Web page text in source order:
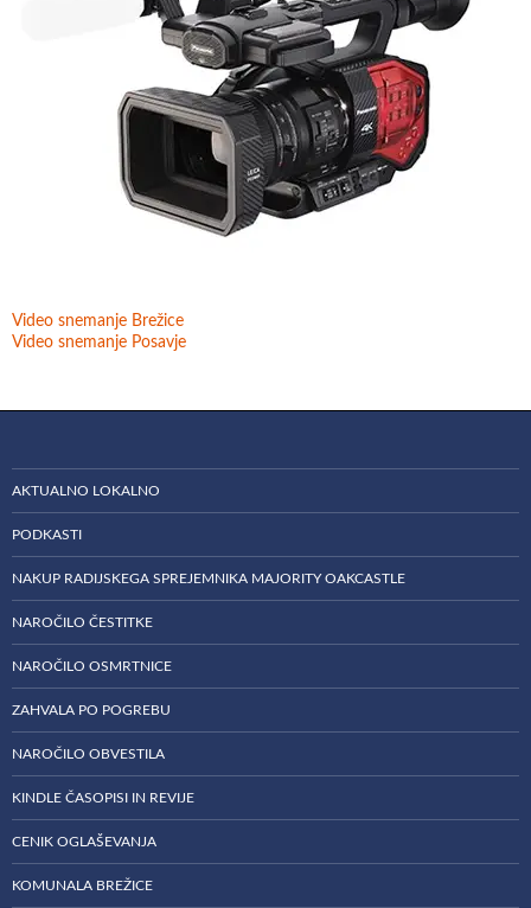
Video snemanje Brežice
Video snemanje Posavje
AKTUALNO LOKALNO
PODKASTI
NAKUP RADIJSKEGA SPREJEMNIKA MAJORITY OAKCASTLE
NAROČILO ČESTITKE
NAROČILO OSMRTNICE
ZAHVALA PO POGREBU
NAROČILO OBVESTILA
KINDLE ČASOPISI IN REVIJE
CENIK OGLAŠEVANJA
KOMUNALA BREŽICE